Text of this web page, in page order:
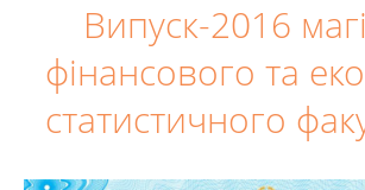
Випуск-2016
фінансового та
статистичного